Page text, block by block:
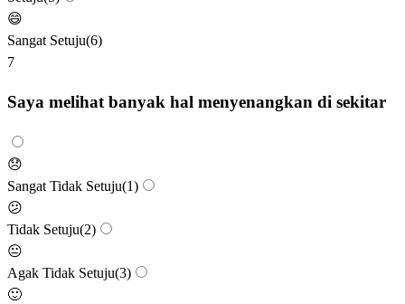
😄
Sangat Setuju(6)
7
Saya melihat banyak hal menyenangkan di sekitar
😞
Sangat Tidak Setuju(1)
😕
Tidak Setuju(2)
😐
Agak Tidak Setuju(3)
🙂